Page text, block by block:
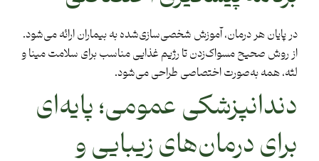
در پایان هر درمان، آموزش شخصی‌سازی‌شده به بیماران ارائه می‌شود.
از روش صحیح مسواک‌زدن تا رژیم غذایی مناسب برای سلامت مینا و
لثه، همه به‌صورت اختصاصی طراحی می‌شود.
دندانپزشکی عمومی؛ پایه‌ای
برای درمان‌های زیبایی و